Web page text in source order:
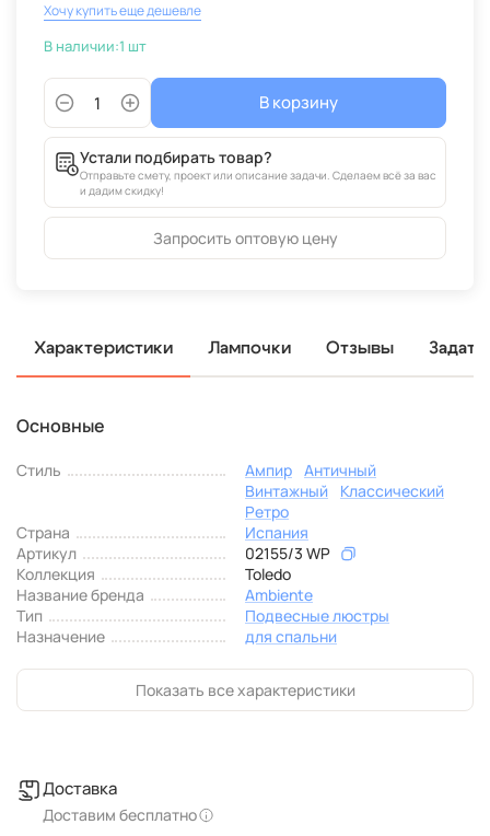
Хочу купить еще дешевле
В наличии:1 шт
В корзину
Устали подбирать товар?
Отправьте смету, проект или описание задачи. Сделаем всё за вас
и дадим скидку!
Запросить оптовую цену
Характеристики Лампочки Отзывы
Основные
Стиль Ампир Античный
Винтажный
Классический
Ретро
Страна
Испания
Артикул
02155/3 WP
Коллекция
Toledo
Название бренда
Ambiente
Тип
Подвесные люстры
Назначение
для спальни
Показать все характеристики
Доставка
Доставим бесплатно